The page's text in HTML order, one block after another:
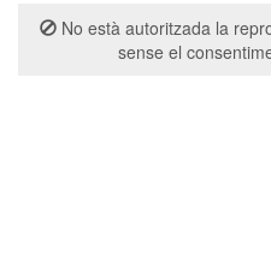
No està autoritzada la
sense el